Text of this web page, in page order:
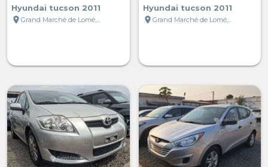
Hyundai tucson 2011
location_on
Grand Marché de Lomé, Lomé, Togo
Hyundai tucson 2011
location_on
Grand Marché de Lomé, Lomé, Togo